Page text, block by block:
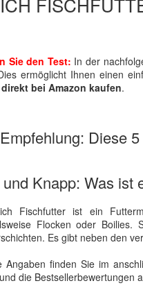
Sie den Test: In der
ermöglicht Ihnen einen
bei Amazon kaufen.
Diese
Knapp: Was ist
Fischfutter ist ein
Flocken oder
Es gibt neben den
Angaben finden Sie im
die Bestsellerbewertungen